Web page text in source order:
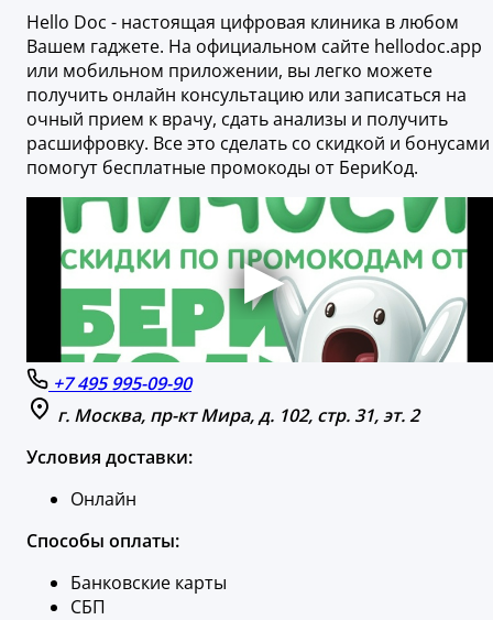
Hello Doc - настоящая цифровая клиника в любом
Вашем гаджете. На официальном сайте hellodoc.app
или мобильном приложении, вы легко можете
получить онлайн консультацию или записаться на
очный прием к врачу, сдать анализы и получить
расшифровку. Все это сделать со скидкой и бонусами
помогут бесплатные промокоды от БериКод.
+7 495 995-09-90
г. Москва, пр-кт Мира, д. 102, стр. 31, эт. 2
Условия доставки:
Онлайн
Способы оплаты:
Банковские карты
СБП